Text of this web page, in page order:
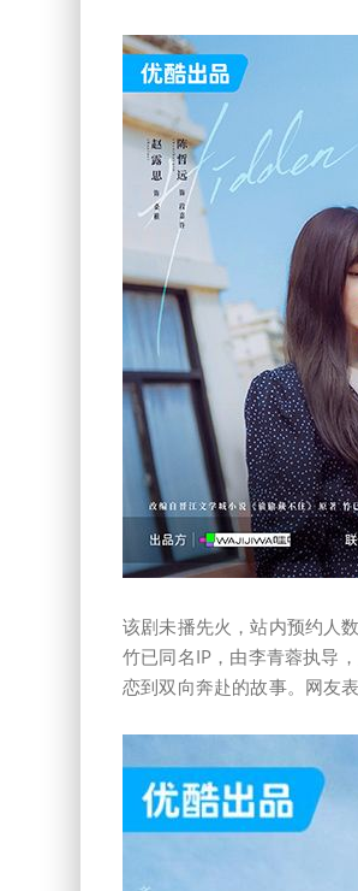
该剧未播先火，站内预约人
竹已同名IP，由李青蓉执导
恋到双向奔赴的故事。网友